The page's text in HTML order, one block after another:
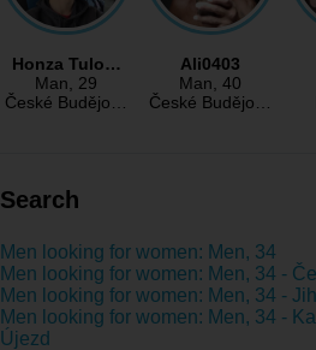
Honza Tulo…
Man, 29
České Budějo…
Ali0403
Man, 40
České Budějo…
Search
Men looking for women: Men, 34
Men looking for women: Men, 34 -
Men looking for women: Men, 34 -
Men looking for women: Men, 34 -
Újezd